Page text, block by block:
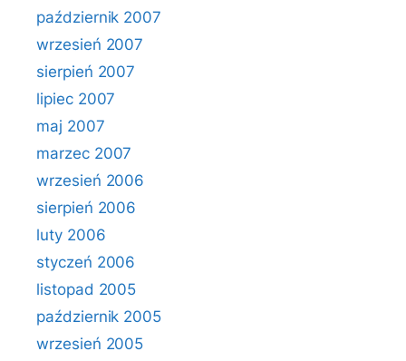
październik 2007
wrzesień 2007
sierpień 2007
lipiec 2007
maj 2007
marzec 2007
wrzesień 2006
sierpień 2006
luty 2006
styczeń 2006
listopad 2005
październik 2005
wrzesień 2005